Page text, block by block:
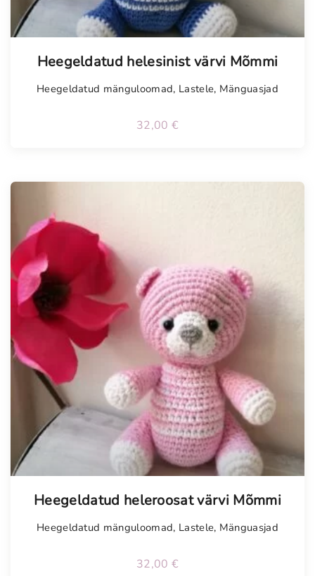
Heegeldatud helesinist värvi Mõmmi
Heegeldatud mänguloomad, Lastele, Mänguasjad
32,00 €
Heegeldatud heleroosat värvi Mõmmi
Heegeldatud mänguloomad, Lastele, Mänguasjad
32,00 €